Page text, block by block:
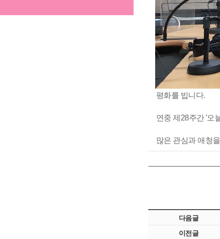
평화를 빕니다.
연중 제28주간 '오
많은 관심과 애청
다음글
이전글